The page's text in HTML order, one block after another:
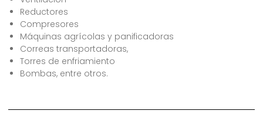
Reductores
Compresores
Máquinas agrícolas y panificadoras
Correas transportadoras,
Torres de enfriamiento
Bombas, entre otros.